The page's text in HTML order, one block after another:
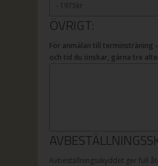
- 1975kr
ÖVRIGT:
För anmälan till terminsträning
och tid du önskar, gärna tre
Avbeställningsskyddet ger full